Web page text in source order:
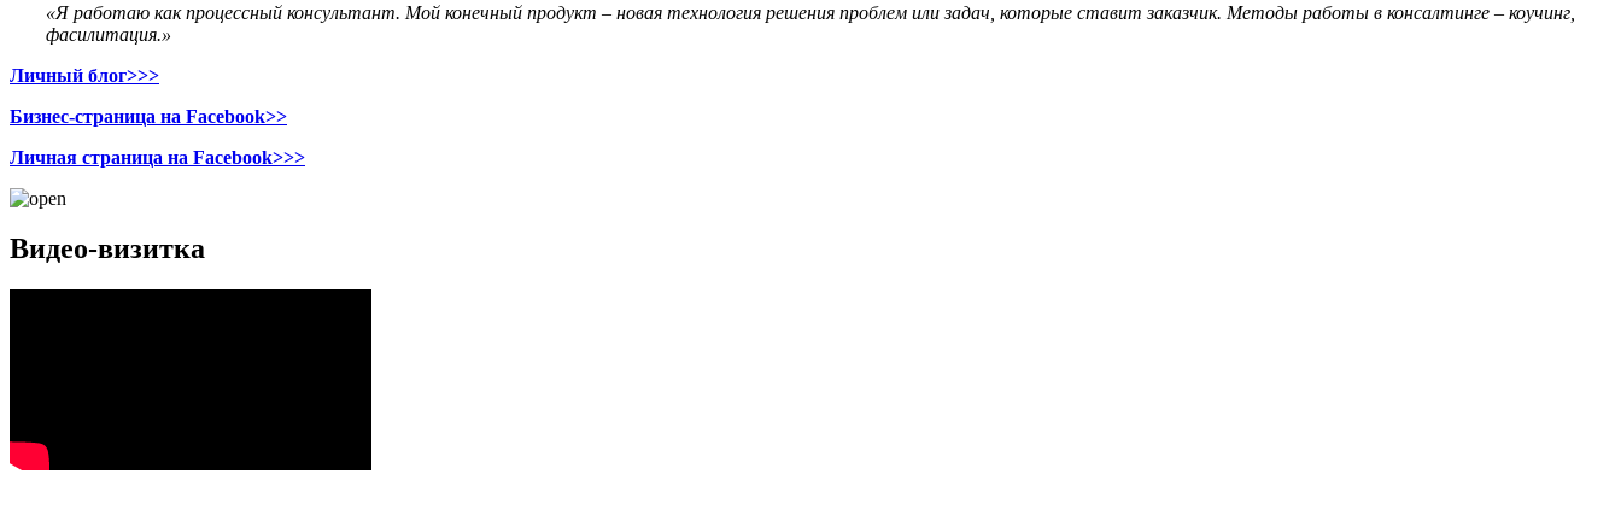
«Я работаю как процеcсный консультант. Мой конечный продукт – новая технология решения проблем или задач, которые ставит заказчик. Методы работы в консалтинге – коучинг,
фасилитация.»
Личный блог>>>
Бизнес-страница на Facebook>>
Личная страница на Facebook>>>
Видео-визитка